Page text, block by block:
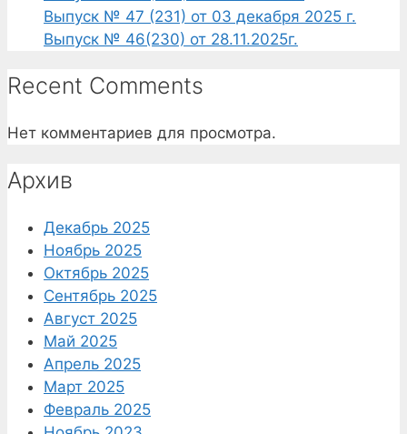
Выпуск № 47 (231) от 03 декабря 2025 г.
Выпуск № 46(230) от 28.11.2025г.
Recent Comments
Нет комментариев для просмотра.
Архив
Декабрь 2025
Ноябрь 2025
Октябрь 2025
Сентябрь 2025
Август 2025
Май 2025
Апрель 2025
Март 2025
Февраль 2025